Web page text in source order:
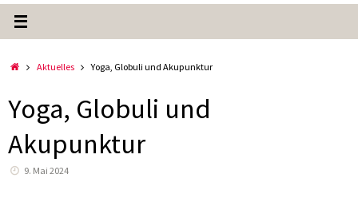
StartAktuelles Yoga, Globuli und Akupunktur
Yoga, Globuli und
Akupunktur
9. Mai 2024